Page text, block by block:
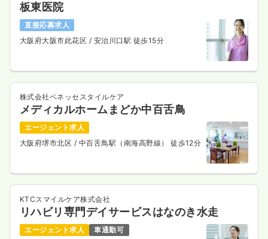
板東医院
直接応募求人
大阪府大阪市此花区 / 安治川口駅 徒歩15分
株式会社ベネッセスタイルケア
メディカルホームまどか中百舌鳥
エージェント求人
大阪府堺市北区 / 中百舌鳥駅（南海高野線） 徒歩12分
KTCスマイルケア株式会社
リハビリ専門デイサービスはなのき水走
エージェント求人
車通勤可